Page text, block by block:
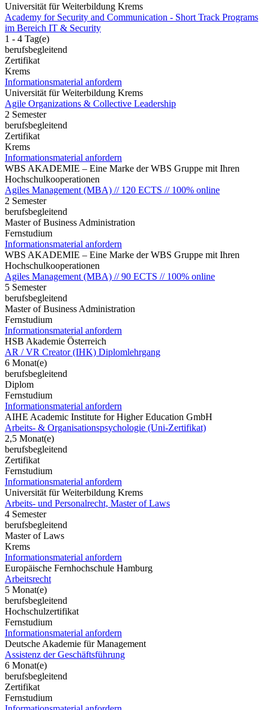
Universität für Weiterbildung Krems
Academy for Security and Communication - Short Track Programs
im Bereich IT & Security
1 - 4 Tag(e)
berufsbegleitend
Zertifikat
Krems
Informationsmaterial anfordern
Universität für Weiterbildung Krems
Agile Organizations & Collective Leadership
2 Semester
berufsbegleitend
Zertifikat
Krems
Informationsmaterial anfordern
WBS AKADEMIE – Eine Marke der WBS Gruppe mit Ihren
Hochschulkooperationen
Agiles Management (MBA) // 120 ECTS // 100% online
2 Semester
berufsbegleitend
Master of Business Administration
Fernstudium
Informationsmaterial anfordern
WBS AKADEMIE – Eine Marke der WBS Gruppe mit Ihren
Hochschulkooperationen
Agiles Management (MBA) // 90 ECTS // 100% online
5 Semester
berufsbegleitend
Master of Business Administration
Fernstudium
Informationsmaterial anfordern
HSB Akademie Österreich
AR / VR Creator (IHK) Diplomlehrgang
6 Monat(e)
berufsbegleitend
Diplom
Fernstudium
Informationsmaterial anfordern
AIHE Academic Institute for Higher Education GmbH
Arbeits- & Organisationspsychologie (Uni-Zertifikat)
2,5 Monat(e)
berufsbegleitend
Zertifikat
Fernstudium
Informationsmaterial anfordern
Universität für Weiterbildung Krems
Arbeits- und Personalrecht, Master of Laws
4 Semester
berufsbegleitend
Master of Laws
Krems
Informationsmaterial anfordern
Europäische Fernhochschule Hamburg
Arbeitsrecht
5 Monat(e)
berufsbegleitend
Hochschulzertifikat
Fernstudium
Informationsmaterial anfordern
Deutsche Akademie für Management
Assistenz der Geschäftsführung
6 Monat(e)
berufsbegleitend
Zertifikat
Fernstudium